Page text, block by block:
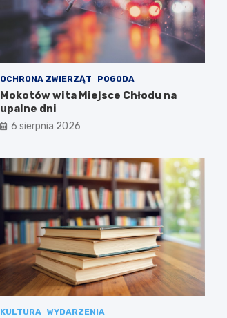
OCHRONA ZWIERZĄT POGODA
Mokotów wita Miejsce Chłodu na
upalne dni
6 sierpnia 2026
KULTURA WYDARZENIA